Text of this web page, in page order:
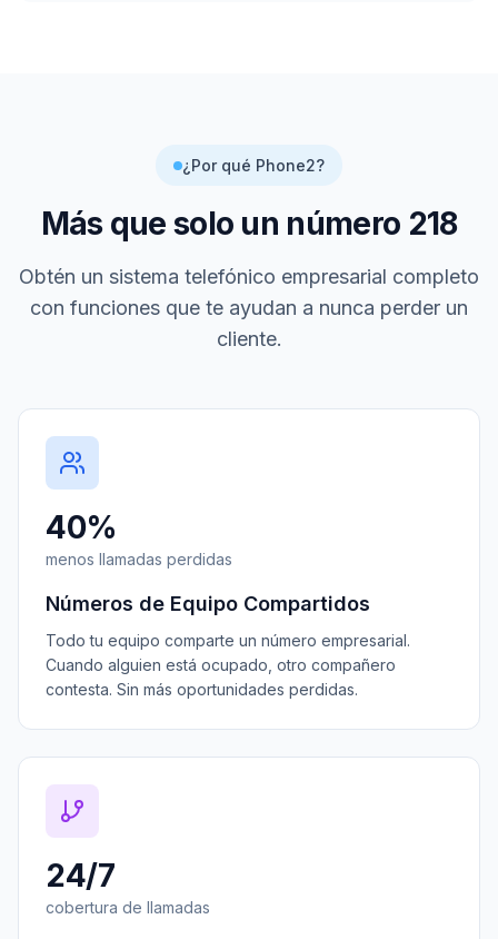
¿Por qué Phone2?
Más que solo un número 218
Obtén un sistema telefónico empresarial completo
con funciones que te ayudan a nunca perder un
cliente.
40%
menos llamadas perdidas
Números de Equipo Compartidos
Todo tu equipo comparte un número empresarial.
Cuando alguien está ocupado, otro compañero
contesta. Sin más oportunidades perdidas.
24/7
cobertura de llamadas